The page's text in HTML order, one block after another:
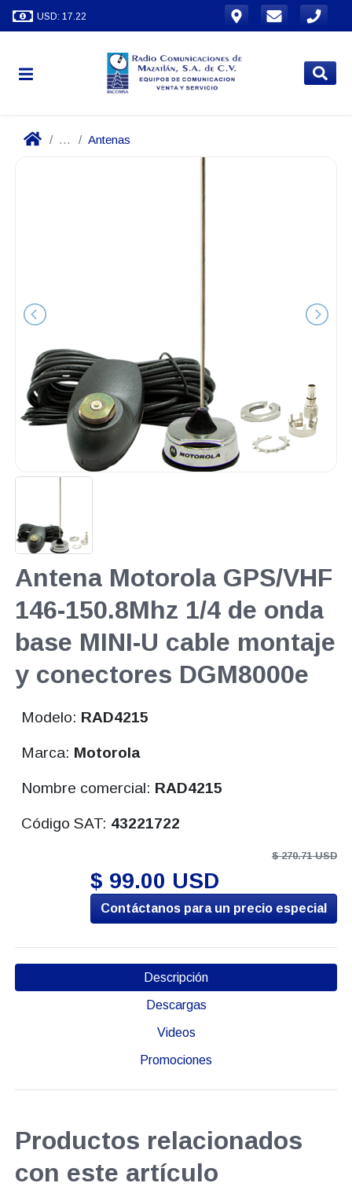
USD: 17.22
... Antenas
Antena Motorola GPS/VHF
146-150.8Mhz 1/4 de onda
base MINI-U cable montaje
y conectores DGM8000e
Modelo: RAD4215
Marca: Motorola
Nombre comercial: RAD4215
Código SAT: 43221722
$ 270.71 USD
$ 99.00 USD
Contáctanos para un precio especial
Descripción
Descargas
Videos
Promociones
Productos relacionados
con este artículo